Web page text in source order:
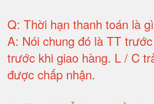
Q: Thời hạn thanh toán là gì
A: Nói chung đó là TT
trước khi giao hàng. L / C
được chấp nhận.